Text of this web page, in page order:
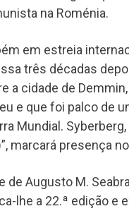
na Roménia.
em estreia
três décadas
a cidade de
e que foi palco de
Mundial.
marcará presença
de Augusto M.
lhe a 22.ª edição e